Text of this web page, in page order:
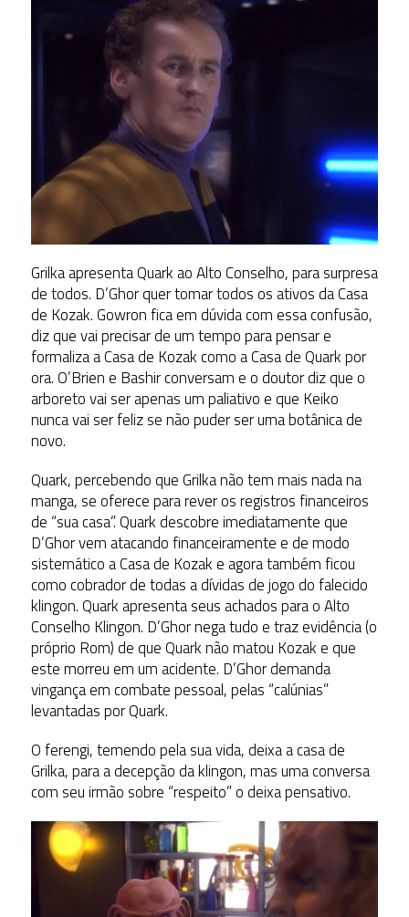
Grilka apresenta Quark ao Alto Conselho, para surpresa
de todos. D’Ghor quer tomar todos os ativos da Casa
de Kozak. Gowron fica em dúvida com essa confusão,
diz que vai precisar de um tempo para pensar e
formaliza a Casa de Kozak como a Casa de Quark por
ora. O’Brien e Bashir conversam e o doutor diz que o
arboreto vai ser apenas um paliativo e que Keiko
nunca vai ser feliz se não puder ser uma botânica de
novo.
Quark, percebendo que Grilka não tem mais nada na
manga, se oferece para rever os registros financeiros
de “sua casa”. Quark descobre imediatamente que
D’Ghor vem atacando financeiramente e de modo
sistemático a Casa de Kozak e agora também ficou
como cobrador de todas a dívidas de jogo do falecido
klingon. Quark apresenta seus achados para o Alto
Conselho Klingon. D’Ghor nega tudo e traz evidência (o
próprio Rom) de que Quark não matou Kozak e que
este morreu em um acidente. D’Ghor demanda
vingança em combate pessoal, pelas “calúnias”
levantadas por Quark.
O ferengi, temendo pela sua vida, deixa a casa de
Grilka, para a decepção da klingon, mas uma conversa
com seu irmão sobre “respeito” o deixa pensativo.